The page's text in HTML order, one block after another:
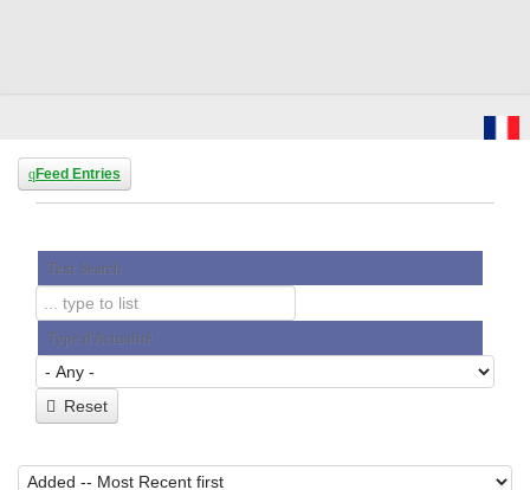
Feed Entries
Text Search
Type d'Actualité
Reset